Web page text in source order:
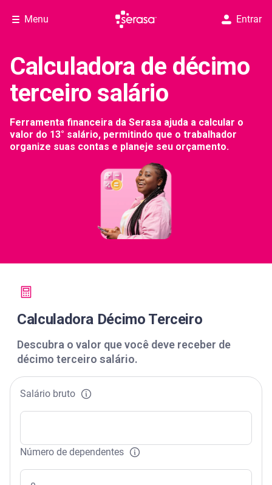
Menu Entrar
Calculadora de décimo
terceiro salário
Ferramenta financeira da Serasa ajuda a calcular o
valor do 13° salário, permitindo que o trabalhador
organize suas contas e planeje seu orçamento.
Calculadora Décimo Terceiro
Descubra o valor que você deve receber de
décimo terceiro salário.
Salário bruto
Número de dependentes